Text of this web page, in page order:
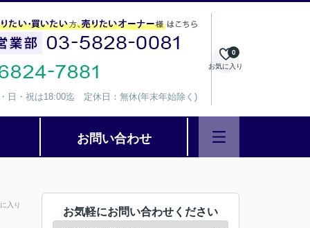
日・祝は18:00迄 定休日：無休(年末年始除く)
お気に入り
0
お問い合わせ
入り
お気軽にお問い合わせください